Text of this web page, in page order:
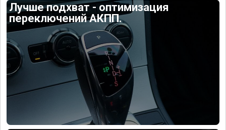
Лучше подхват - оптимизация
переключений АКПП.